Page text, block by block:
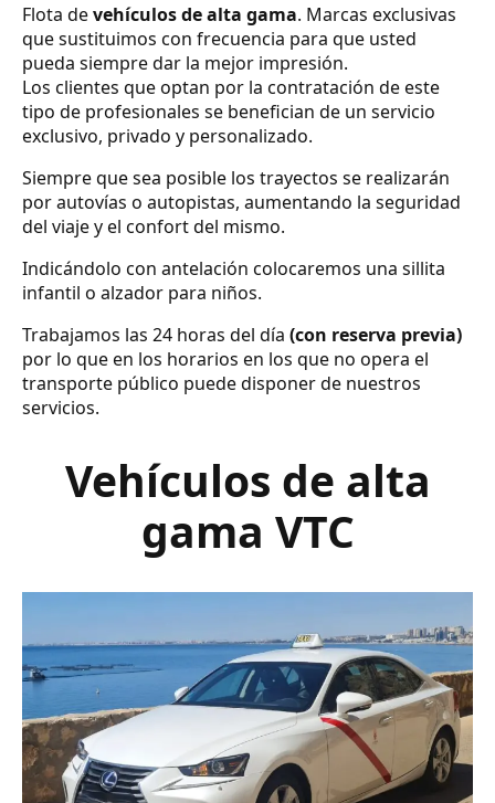
Flota devehículos de alta gama. Marcas exclusivas
que sustituimos con frecuencia para que usted
pueda siempre dar la mejor impresión.
Los clientes que optan por la contratación de este
tipo de profesionales se benefician de un servicio
exclusivo, privado y personalizado.
Siempre que sea posible los trayectos se realizarán
por autovías o autopistas, aumentando la seguridad
del viaje y el confort del mismo.
Indicándolo con antelación colocaremos una sillita
infantil o alzador para niños.
Trabajamos las 24 horas del día (con reserva previa)
por lo que en los horarios en los que no opera el
transporte público puede disponer de nuestros
servicios.
Vehículos de alta
gama VTC